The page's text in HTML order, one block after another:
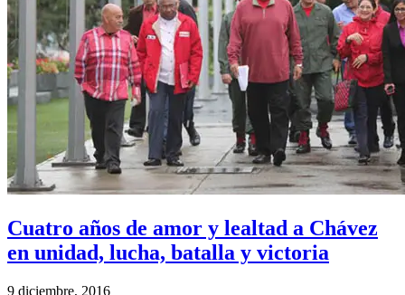
Cuatro años de amor y lealtad a Chávez
en unidad, lucha, batalla y victoria
9 diciembre, 2016